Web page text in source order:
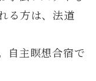
る方は、法道
主瞑想合宿で